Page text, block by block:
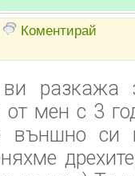
Коментирай
разкажа
мен с 3
външно си